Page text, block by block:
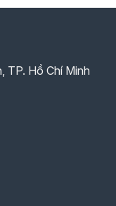
TP. Hồ Chí Minh